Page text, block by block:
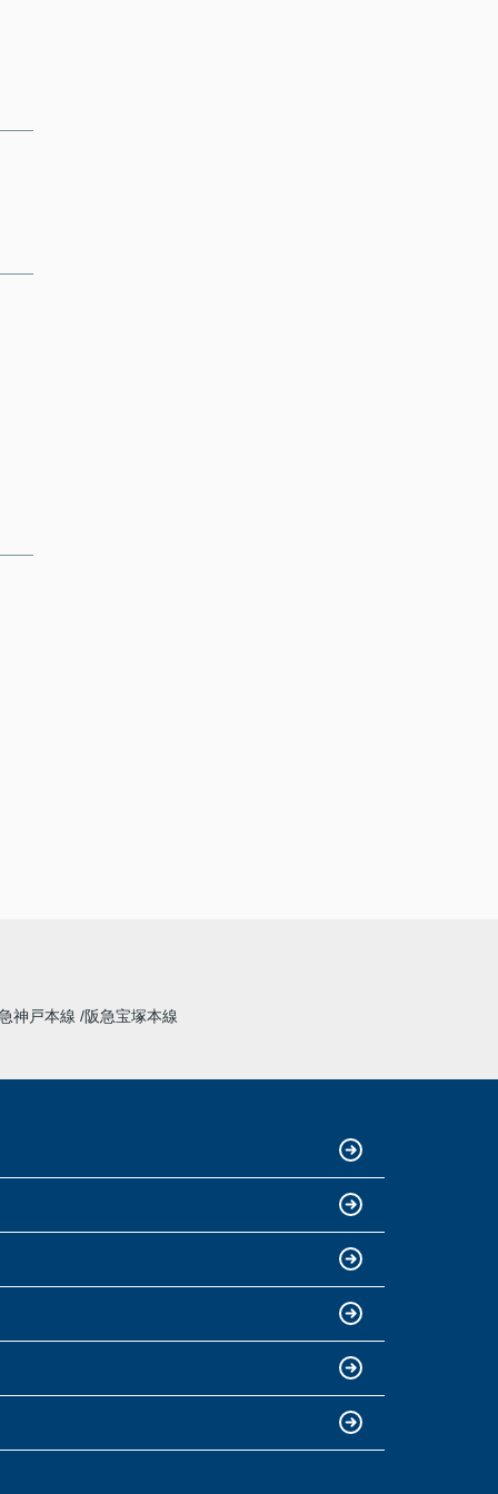
神戸本線
阪急宝塚本線